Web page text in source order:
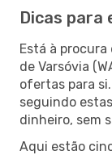
Dicas para
Está à procura
de Varsóvia
ofertas para
seguindo
dinheiro, sem
Aqui estão